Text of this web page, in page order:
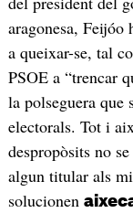
aragonesa, Feijóo
a queixar-se, tal
PSOE a “trencar
la polseguera que
electorals. Tot i
despropòsits no
algun titular als
solucionen